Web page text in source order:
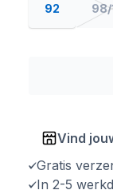
92 98/
Vind
Gratis
In 2-5